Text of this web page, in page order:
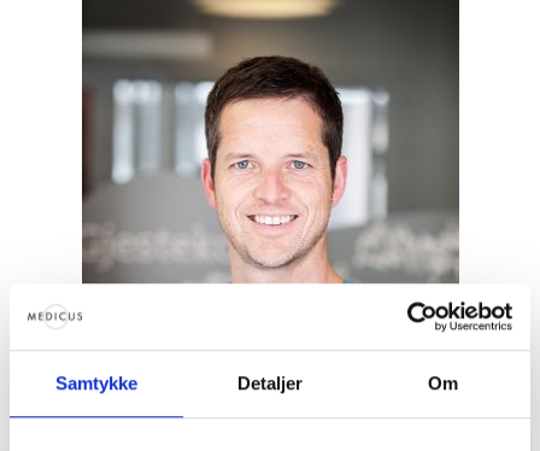
Samtykke Detaljer Om